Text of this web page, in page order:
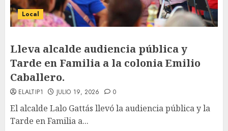
Local
Lleva alcalde audiencia pública y
Tarde en Familia a la colonia Emilio
Caballero.
ELALTIP1 JULIO 19, 2026 0
El alcalde Lalo Gattás llevó la audiencia pública y la
Tarde en Familia a...